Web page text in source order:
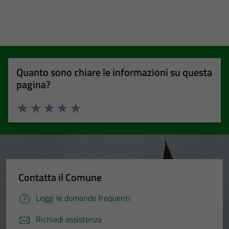
Quanto sono chiare le informazioni su questa
pagina?
Valuta 5 stelle su 5
Valuta 4 stelle su 5
Valuta 3 stelle su 5
Valuta 2 stelle su 5
Valuta 1 stelle su 5
Contatta il Comune
Leggi le domande frequenti
Richiedi assistenza